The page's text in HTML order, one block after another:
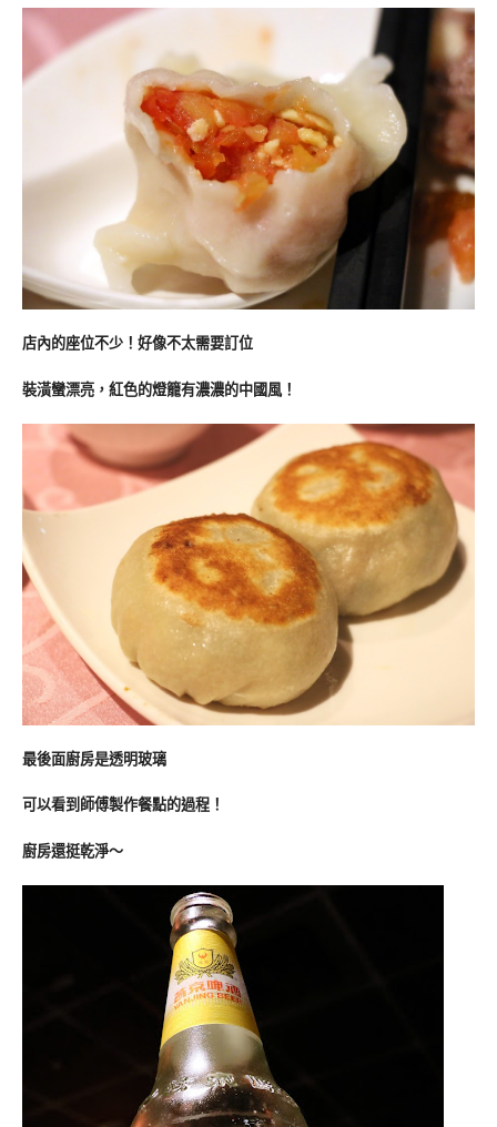
店內的座位不少！好像不太需要訂位
裝潢蠻漂亮，紅色的燈籠有濃濃的中國風！
最後面廚房是透明玻璃
可以看到師傅製作餐點的過程！
廚房還挺乾淨～